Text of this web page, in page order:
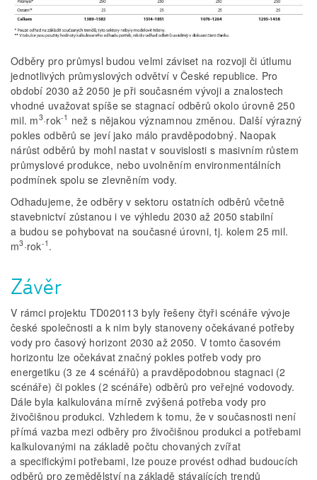
Odběry pro průmysl budou velmi záviset na rozvoji či útlumu
jednotlivých průmyslových odvětví v České republice. Pro
období 2030 až 2050 je při současném vývoji a znalostech
vhodné uvažovat spíše se stagnací odběrů okolo úrovně 250
mil. m3·rok-1 než s nějakou významnou změnou. Další výrazný
pokles odběrů se jeví jako málo pravděpodobný. Naopak
nárůst odběrů by mohl nastat v souvislosti s masivním růstem
průmyslové produkce, nebo uvolněním environmentálních
podmínek spolu se zlevněním vody.
Odhadujeme, že odběry v sektoru ostatních odběrů včetně
stavebnictví zůstanou i ve výhledu 2030 až 2050 stabilní
a budou se pohybovat na současné úrovni, tj. kolem 25 mil.
m3·rok-1 .
Závěr
V rámci projektu TD020113 byly řešeny čtyři scénáře vývoje
české společnosti a k nim byly stanoveny očekávané potřeby
vody pro časový horizont 2030 až 2050. V tomto časovém
horizontu lze očekávat značný pokles potřeb vody pro
energetiku (3 ze 4 scénářů) a pravděpodobnou stagnaci (2
scénáře) či pokles (2 scénáře) odběrů pro veřejné vodovody.
Dále byla kalkulována mírně zvýšená potřeba vody pro
živočišnou produkci. Vzhledem k tomu, že v současnosti není
přímá vazba mezi odběry pro živočišnou produkci a potřebami
kalkulovanými na základě počtu chovaných zvířat
a specifickými potřebami, lze pouze provést odhad budoucích
odběrů pro zemědělství na základě stávajících trendů